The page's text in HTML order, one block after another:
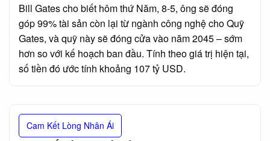
Bill Gates cho biết hôm thứ Năm, 8-5, ông sẽ đóng
góp 99% tài sản còn lại từ ngành công nghệ cho Quỹ
Gates, và quỹ này sẽ đóng cửa vào năm 2045 – sớm
hơn so với kế hoạch ban đầu. Tính theo giá trị hiện tại,
số tiền đó ước tính khoảng 107 tỷ USD.
Cam Kết Lòng Nhân Ái